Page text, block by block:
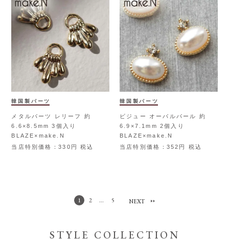
韓国製パーツ
メタルパーツ レリーフ 約
6.6×8.5mm 3個入り
BLAZE×make.N
当店特別価格
330 税込
韓国製パーツ
ビジュー オーバルパール 約
6.9×7.1mm 2個入り
BLAZE×make.N
当店特別価格
352 税込
1 2 … 5
STYLE COLLECTION